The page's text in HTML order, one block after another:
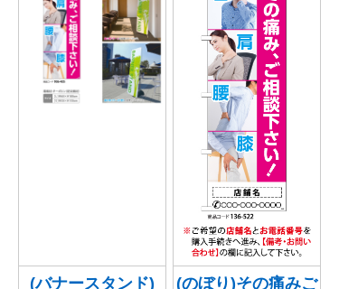
(バナースタンド)
(のぼり)その痛みご